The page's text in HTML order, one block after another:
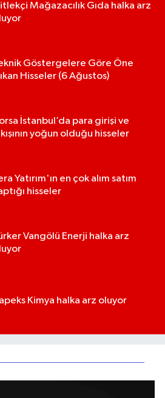
Mağazacılık Gıda halka arz
Göstergelere Göre Öne
Hisseler (6 Ağustos)
İstanbul’da para girişi ve
yoğun olduğu hisseler
Yatırım'ın en çok alım satım
hisseler
Vangölü Enerji halka arz
Kimya halka arz oluyor